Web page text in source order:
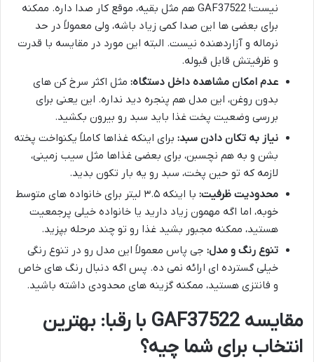
نیست! GAF37522 هم مثل بقیه، موقع کار صدا داره. ممکنه
برای بعضی ها این صدا کمی زیاد باشه، ولی معمولاً در حد
نرماله و آزاردهنده نیست. البته این مورد در مقایسه با قدرت
و ظرفیتش قابل قبوله.
عدم امکان مشاهده داخل دستگاه: مثل اکثر سرخ کن های
بدون روغن، این مدل هم پنجره دید نداره. این یعنی برای
بررسی وضعیت پخت غذا باید سبد رو بیرون بکشید.
نیاز به تکان دادن سبد: برای اینکه غذاها کاملاً یکنواخت پخته
بشن و به هم نچسبن، برای بعضی غذاها مثل سیب زمینی،
لازمه که تو حین پخت، سبد رو یه بار تکون بدید.
محدودیت ظرفیت:
با اینکه ۳.۵ لیتر برای خانواده های متوسط
خوبه، اما اگه مهمون زیاد دارید یا خانواده خیلی پرجمعیت
هستید، ممکنه مجبور بشید غذا رو تو چند مرحله بپزید.
تنوع رنگ و مدل: جی پاس معمولاً این مدل رو در تنوع رنگی
خیلی گسترده ای ارائه نمی ده. پس اگه دنبال رنگ های خاص
و فانتزی هستید، ممکنه گزینه های محدودی داشته باشید.
مقایسه GAF37522 با رقبا: بهترین
انتخاب برای شما چیه؟